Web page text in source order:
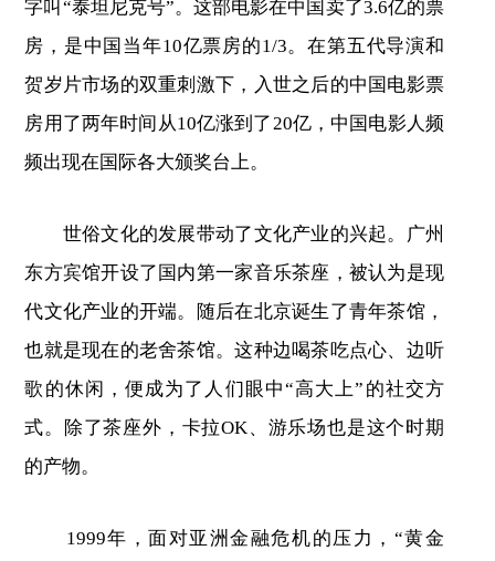
字叫“泰坦尼克号”。这部电影在中国卖了3.6亿的票
房，是中国当年10亿票房的1/3。在第五代导演和
贺岁片市场的双重刺激下，入世之后的中国电影票
房用了两年时间从10亿涨到了20亿，中国电影人频
频出现在国际各大颁奖台上。
世俗文化的发展带动了文化产业的兴起。广州
东方宾馆开设了国内第一家音乐茶座，被认为是现
代文化产业的开端。随后在北京诞生了青年茶馆，
也就是现在的老舍茶馆。这种边喝茶吃点心、边听
歌的休闲，便成为了人们眼中“高大上”的社交方
式。除了茶座外，卡拉OK、游乐场也是这个时期
的产物。
1999年，面对亚洲金融危机的压力，“黄金